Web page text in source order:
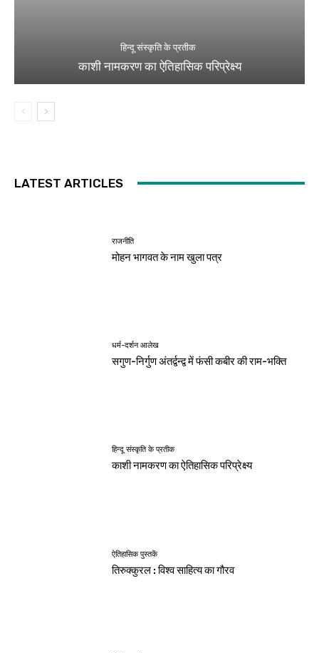
हिन्दू संस्कृति के प्रतीक
काशी नामकरण का ऐतिहासिक परिप्रेक्ष्य
LATEST ARTICLES
राजनीति
मोहन भागवत के नाम खुला पत्र
धर्म-दर्शन आलेख
सगुण-निर्गुण अंतर्द्वन्द्व में फंसी कबीर की राम-भक्ति
हिन्दू संस्कृति के प्रतीक
काशी नामकरण का ऐतिहासिक परिप्रेक्ष्य
ऐतिहासिक पुस्तकें
तिरुक्कुरल : विश्व साहित्य का गौरव